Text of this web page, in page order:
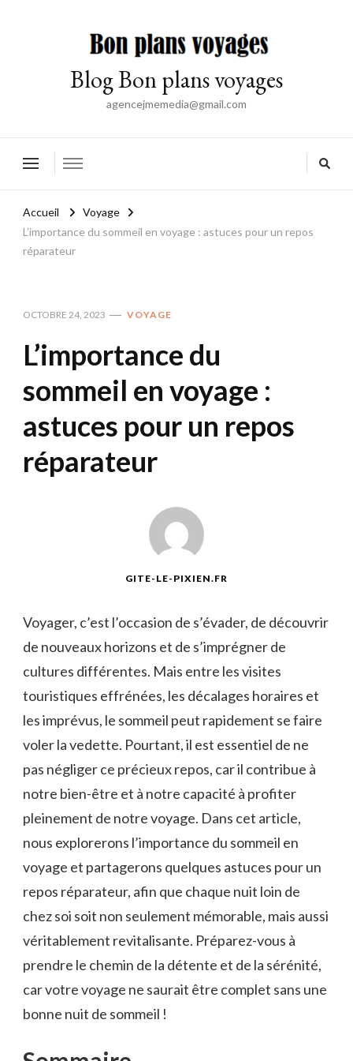
Blog Bon plans voyages
agencejmemedia@gmail.com
Accueil
Voyage
L’importance du sommeil en voyage : astuces pour un repos
réparateur
OCTOBRE 24, 2023 VOYAGE
L’importance du
sommeil en voyage :
astuces pour un repos
réparateur
GITE-LE-PIXIEN.FR
Voyager, c’est l’occasion de s’évader, de découvrir
de nouveaux horizons et de s’imprégner de
cultures différentes. Mais entre les visites
touristiques effrénées, les ⁤décalages horaires ⁤et
les imprévus, le sommeil peut rapidement se faire‍
voler ‍la vedette. ‌Pourtant, il est essentiel de ne
pas négliger ce précieux repos, car il contribue à
notre bien-être et à ⁣notre capacité à profiter
pleinement de notre voyage. Dans cet article,
nous​ explorerons l’importance du sommeil ⁤en
voyage et partagerons quelques astuces pour un
repos réparateur, afin que chaque nuit loin⁣ de
chez soi ​soit non seulement mémorable, mais aussi
véritablement revitalisante. Préparez-vous à
prendre le chemin de⁤ la détente​ et de la sérénité,
car votre voyage ne saurait‌ être complet​ sans une
bonne⁣ nuit de‍ sommeil !